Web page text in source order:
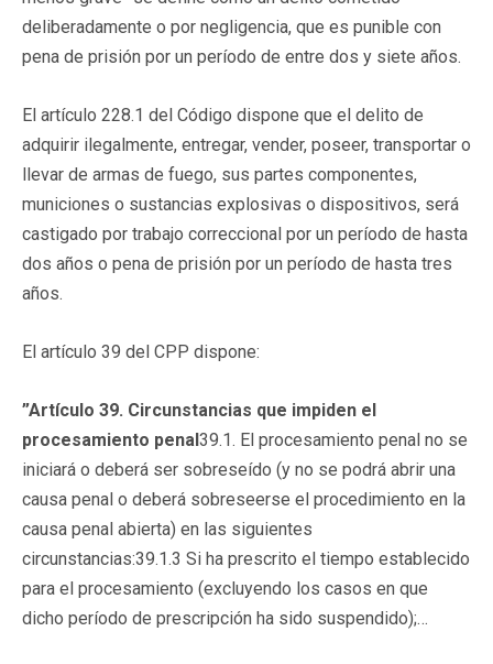
deliberadamente o por negligencia, que es punible con
pena de prisión por un período de entre dos y siete años.
El artículo 228.1 del Código dispone que el delito de
adquirir ilegalmente, entregar, vender, poseer, transportar o
llevar de armas de fuego, sus partes componentes,
municiones o sustancias explosivas o dispositivos, será
castigado por trabajo correccional por un período de hasta
dos años o pena de prisión por un período de hasta tres
años.
El artículo 39 del CPP dispone:
”Artículo 39. Circunstancias que impiden el
procesamiento penal39.1. El procesamiento penal no se
iniciará o deberá ser sobreseído (y no se podrá abrir una
causa penal o deberá sobreseerse el procedimiento en la
causa penal abierta) en las siguientes
circunstancias:39.1.3 Si ha prescrito el tiempo establecido
para el procesamiento (excluyendo los casos en que
dicho período de prescripción ha sido suspendido);…